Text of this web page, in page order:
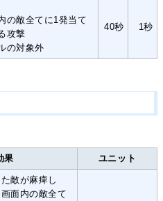
の敵全てに1発当て
攻撃
の対象外
40秒 1秒
果 ユニット
敵が麻痺し
面内の敵全て